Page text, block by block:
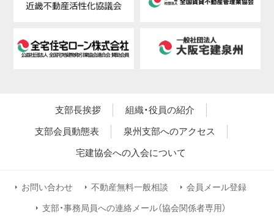
支部長挨拶
組織・役員の紹介
支部会員動態表
泉州支部へのアクセス
宅建協会への入会について
お問い合わせ 不動産無料一般相談 会員メール登録
支部・事務局員への連絡メール（協会関係者専用）